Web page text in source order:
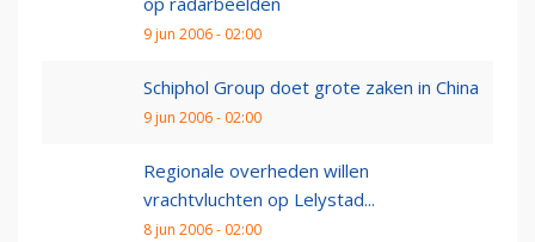
9 jun 2006 - 02:00
Schiphol Group doet grote zaken in China
9 jun 2006 - 02:00
Regionale overheden willen
vrachtvluchten op Lelystad...
8 jun 2006 - 02:00